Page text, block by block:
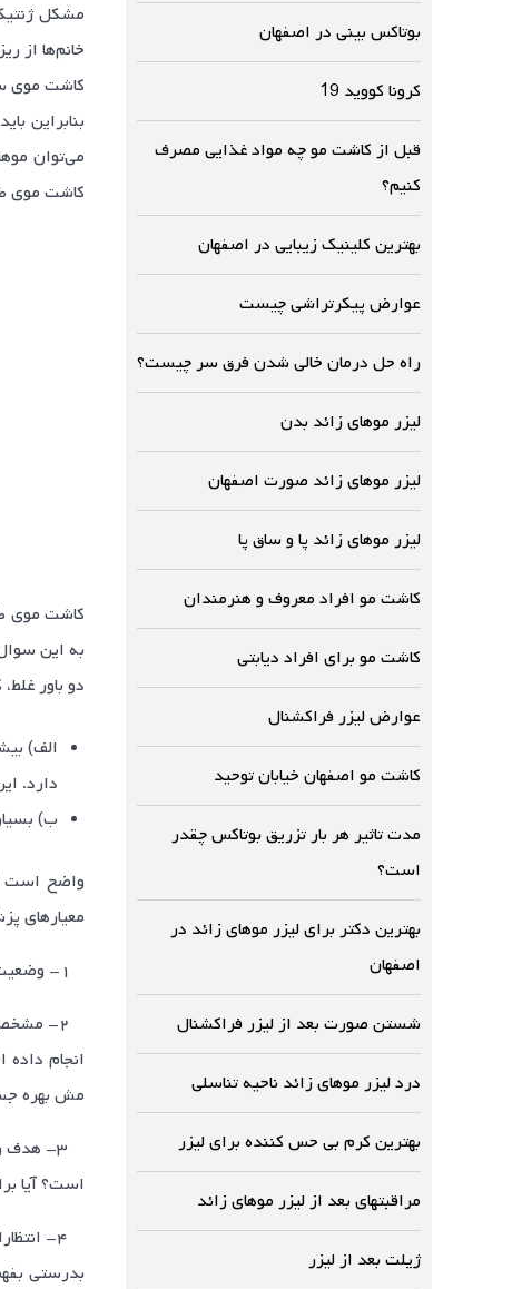
بوتاکس بینی در اصفهان
کرونا کووید 19
قبل از کاشت مو چه مواد غذایی مصرف
کنیم؟
بهترین کلینیک زیبایی در اصفهان
عوارض پیکرتراشی چیست
راه حل درمان خالی شدن فرق سر چیست؟
لیزر موهای زائد بدن
لیزر موهای زائد صورت اصفهان
لیزر موهای زائد پا و ساق پا
کاشت مو افراد معروف و هنرمندان
کاشت مو برای افراد دیابتی
عوارض لیزر فراکشنال
کاشت مو اصفهان خیابان توحید
مدت تاثیر هر بار تزریق بوتاکس چقدر
است؟
بهترین دکتر برای لیزر موهای زائد در
اصفهان
شستن صورت بعد از لیزر فراکشنال
درد لیزر موهای زائد ناحیه تناسلی
بهترین کرم بی حس کننده برای لیزر
مراقبتهای بعد از لیزر موهای زائد
ژیلت بعد از لیزر
خانم‌ها از
کاشت موی
بنابراین
می‌توان
کاشت موی
کاشت موی
به این
دو باور
الف)
دارد.
ب)
واضح است
معیارهای
۲- مشخص
انجام
مش بهره
۳- هدف
است؟ آیا
۴-
بدرستی